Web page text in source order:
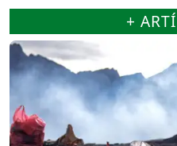
+